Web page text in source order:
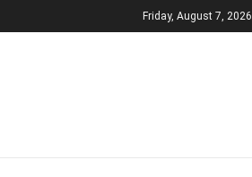
Friday, August 7, 2026